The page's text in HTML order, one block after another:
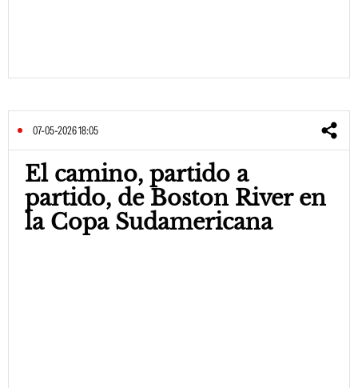
07-05-2026 18:05
El camino, partido a
partido, de Boston River en
la Copa Sudamericana